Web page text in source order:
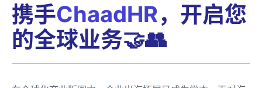
携手ChaadHR，开启您
的全球业务🤝👥